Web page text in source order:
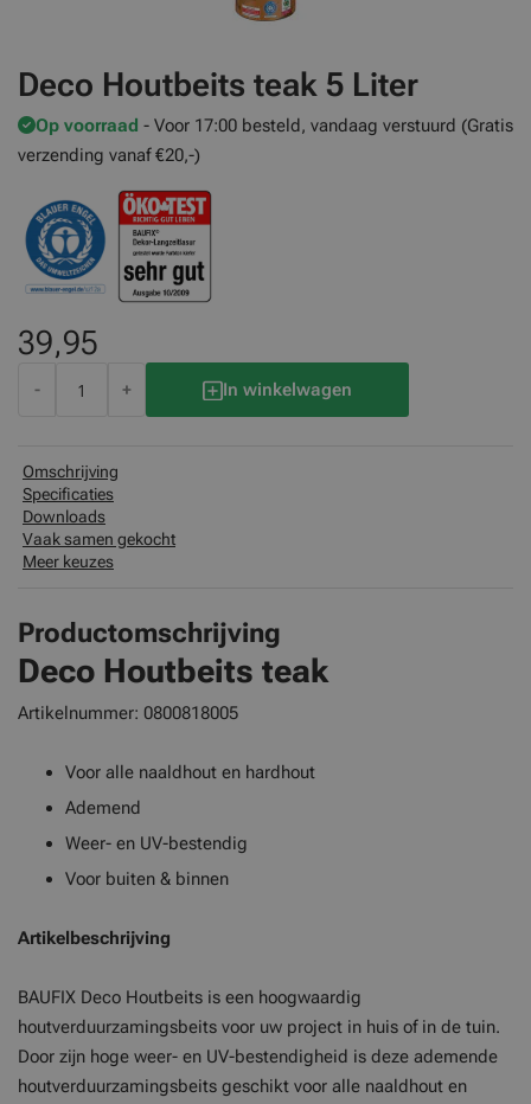
Deco Houtbeits teak 5 Liter
Op voorraad - Voor 17:00 besteld, vandaag verstuurd (Gratis
verzending vanaf €20,-)
39,95
- + In winkelwagen
Omschrijving
Specificaties
Downloads
Vaak samen gekocht
Meer keuzes
Productomschrijving
Deco Houtbeits teak
Artikelnummer: 0800818005
Voor alle naaldhout en hardhout
Ademend
Weer- en UV-bestendig
Voor buiten & binnen
Artikelbeschrijving
BAUFIX Deco Houtbeits is een hoogwaardig
houtverduurzamingsbeits voor uw project in huis of in de tuin.
Door zijn hoge weer- en UV-bestendigheid is deze ademende
houtverduurzamingsbeits geschikt voor alle naaldhout en